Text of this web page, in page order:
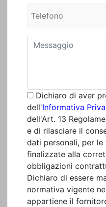
Dichiaro di aver
dell'Informativa
dell'Art. 13
e di rilasciare il
dati personali, per
finalizzate alla
obbligazioni
Dichiaro di essere
normativa vigente
appartiene il